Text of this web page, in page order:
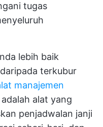
tugas
lebih baik
terkubur
manajemen
alat yang
penjadwalan janji